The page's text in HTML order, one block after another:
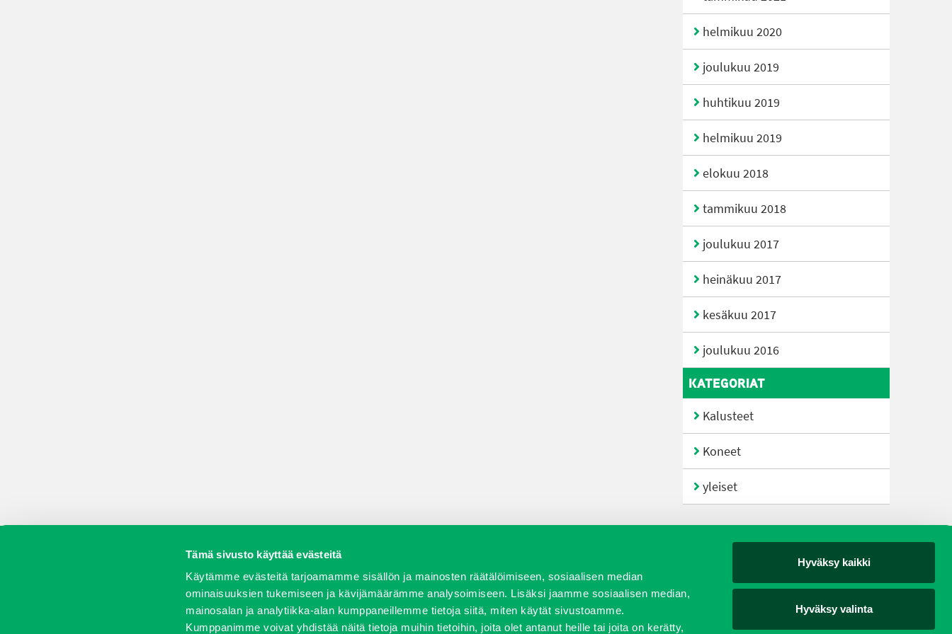
Tämä sivusto käyttää evästeitä
Käytämme evästeitä tarjoamamme sisällön ja mainosten räätälöimiseen, sosiaalisen median
ominaisuuksien tukemiseen ja kävijämäärämme analysoimiseen. Lisäksi jaamme sosiaalisen median,
mainosalan ja analytiikka-alan kumppaneillemme tietoja siitä, miten käytät sivustoamme.
Kumppanimme voivat yhdistää näitä tietoja muihin tietoihin, joita olet antanut heille tai joita on kerätty,
Hyväksy kaikki
Hyväksy valinta
helmikuu 2020
joulukuu 2019
huhtikuu 2019
helmikuu 2019
elokuu 2018
tammikuu 2018
joulukuu 2017
heinäkuu 2017
kesäkuu 2017
joulukuu 2016
KATEGORIAT
Kalusteet
Koneet
yleiset
Vaihtokoneet Kalusteet Huolto ja varaosat Verkkokauppa JT Vuokrakone Jälleenmyyjät